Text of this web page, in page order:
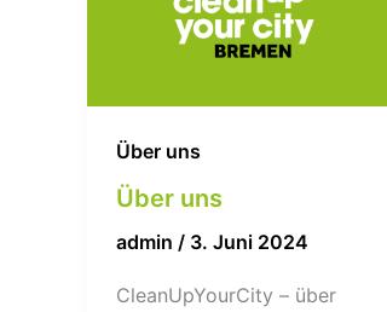
Über uns
Über uns
admin / 3. Juni 2024
CleanUpYourCity – über